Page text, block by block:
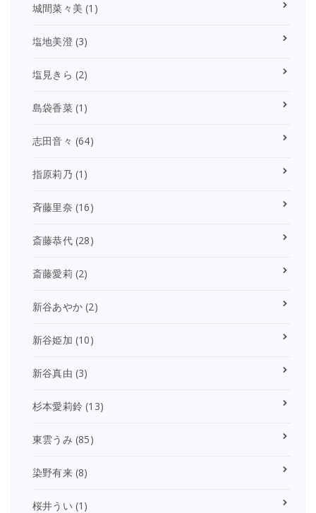
城間菜々美 (1)
塩地美澄(3)
塩見きら (2)
島袋香菜(1)
志田音々 (64)
指原莉乃 (1)
斉藤里奈 (16)
斎藤恭代(28)
斎藤愛莉 (2)
新谷あやか (2)
新谷姫加 (10)
新谷真由 (3)
杉本愛莉鈴 (13)
東雲うみ (85)
染野有来(8)
桜井うい (1)